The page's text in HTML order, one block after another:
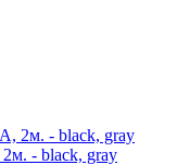
- black, gray